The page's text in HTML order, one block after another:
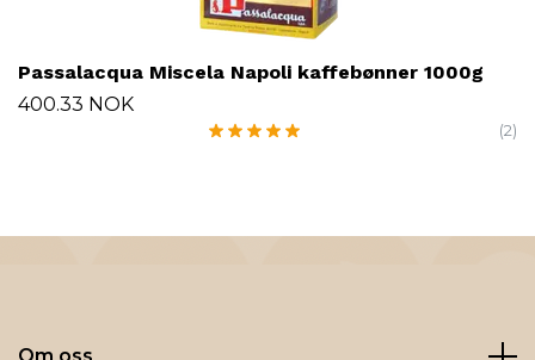
Passalacqua Miscela Napoli kaffebønner 1000g
400.33 NOK
(2)